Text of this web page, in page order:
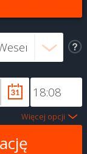
Więcej opcji